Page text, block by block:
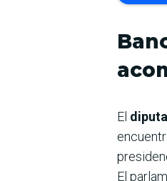
El
El